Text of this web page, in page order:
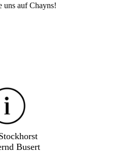
uns auf Chayns!
Busert